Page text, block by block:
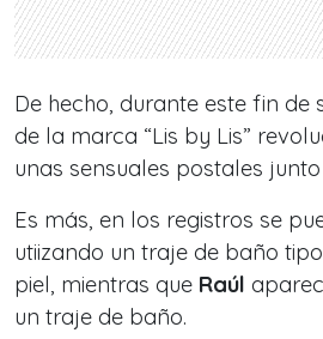
De hecho, durante este fin de
de la marca “Lis by Lis”
unas sensuales postales
Es más, en los registros se
utiizando un traje de baño
piel, mientras que Raúl
un traje de baño.